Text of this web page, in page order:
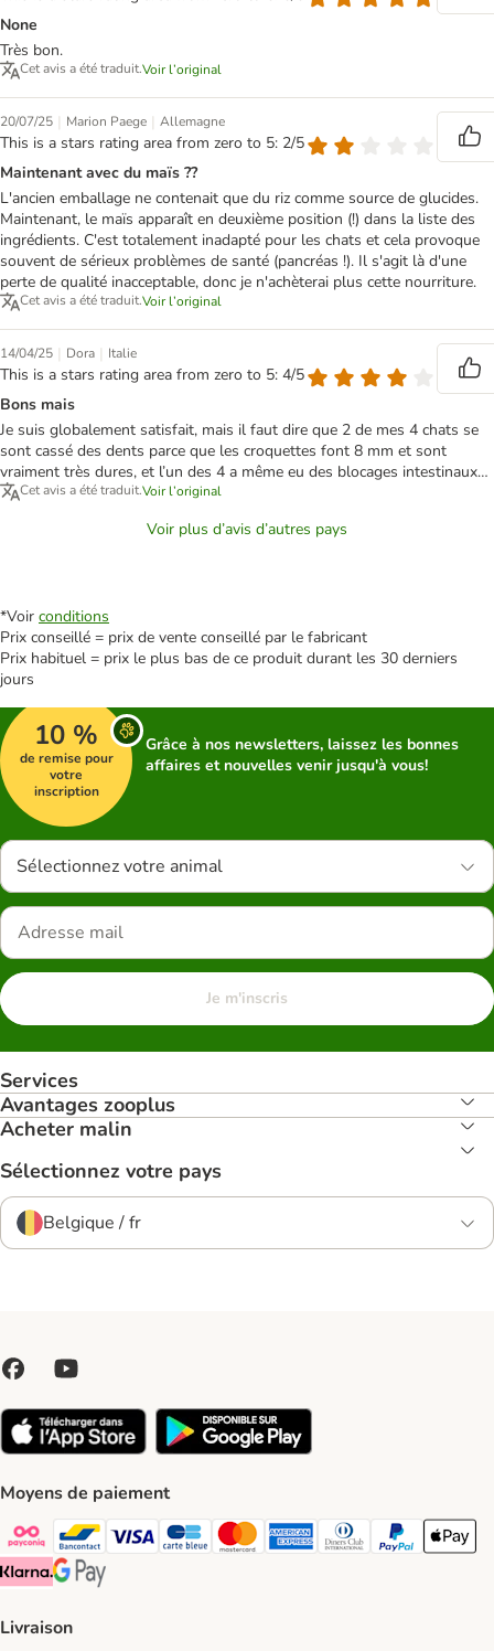
None
Très bon.
Cet avis a été traduit.Voir l’original
20/07/25 | Marion Paege | Allemagne
This is a stars rating area from zero to 5: 2/5
Maintenant avec du maïs ??
L'ancien emballage ne contenait que du riz comme source de glucides.
Maintenant, le maïs apparaît en deuxième position (!) dans la liste des
ingrédients. C'est totalement inadapté pour les chats et cela provoque
souvent de sérieux problèmes de santé (pancréas !). Il s'agit là d'une
perte de qualité inacceptable, donc je n'achèterai plus cette nourriture.
Cet avis a été traduit.Voir l’original
14/04/25 | Dora | Italie
This is a stars rating area from zero to 5: 4/5
Bons mais
Je suis globalement satisfait, mais il faut dire que 2 de mes 4 chats se
sont cassé des dents parce que les croquettes font 8 mm et sont
vraiment très dures, et l’un des 4 a même eu des blocages intestinaux…
Cet avis a été traduit.Voir l’original
Voir plus d’avis d’autres pays
*Voir conditions
Prix conseillé = prix de vente conseillé par le fabricant
Prix habituel = prix le plus bas de ce produit durant les 30 derniers
jours
10 %
de remise pour
votre
inscription
Grâce à nos newsletters, laissez les bonnes
affaires et nouvelles venir jusqu'à vous!
Sélectionnez votre animal
Je m'inscris
Services
Avantages zooplus
Acheter malin
Sélectionnez votre pays
Belgique / fr
Moyens de paiement
Payconiq Payment Method
bancontact Payment Method
Visa Payment Method
carte bleue Payment Method
Master card Payment Method
American express Payment
Diners club Payment
Paypal Payment
Apple
Klarna Payment Method
Google Pay Payment Method
Livraison